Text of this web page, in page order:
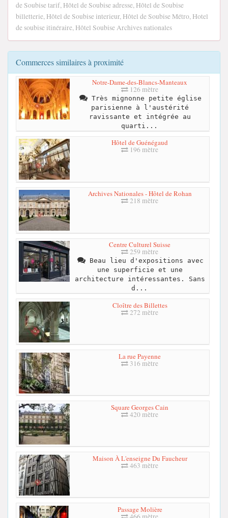
de Soubise tarif, Hôtel de Soubise adresse, Hôtel de Soubise
billetterie, Hôtel de Soubise interieur, Hôtel de Soubise Métro, Hotel
de soubise itinéraire, Hôtel Soubise Archives nationales
Commerces similaires à proximité
Notre-Dame-des-Blancs-Manteaux
126 mètre
Très mignonne petite église
parisienne à l'austérité
ravissante et intégrée au
quarti...
Hôtel de Guénégaud
196 mètre
Archives Nationales - Hôtel de Rohan
218 mètre
Centre Culturel Suisse
259 mètre
Beau lieu d'expositions avec
une superficie et une
architecture intéressantes. Sans
d...
Cloître des Billettes
272 mètre
La rue Payenne
316 mètre
Square Georges Cain
420 mètre
Maison À L'enseigne Du Faucheur
463 mètre
Passage Molière